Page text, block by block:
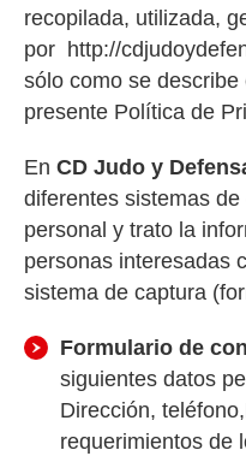
recopilada, utilizada,
por http://
sólo como se
presente Política de
En CD Judo y
diferentes sistemas
personal y trato la
personas interesadas
sistema de captura
Formulario de
siguientes datos
Dirección,
requerimientos de